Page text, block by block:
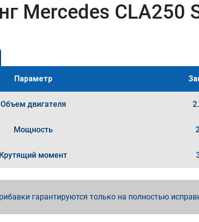
Mercedes CLA250
Параметр
Объем двигателя
Мощность
Крутящий момент
гарантируются только на полностью